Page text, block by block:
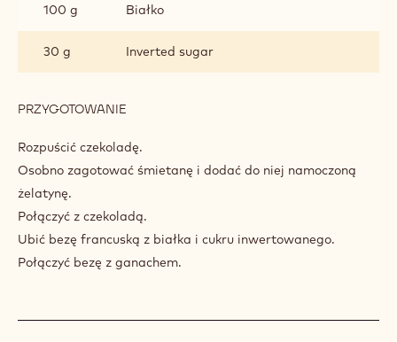
100 g Białko
30 g Inverted sugar
PRZYGOTOWANIE
MUS
BEZOWY
Rozpuścić czekoladę.
Osobno zagotować śmietanę i dodać do niej namoczoną
żelatynę.
Połączyć z czekoladą.
Ubić bezę francuską z białka i cukru inwertowanego.
Połączyć bezę z ganachem.